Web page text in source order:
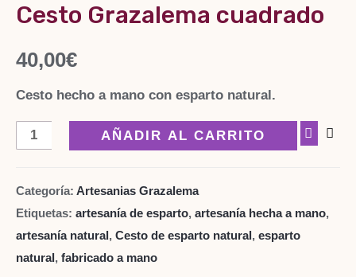
Cesto Grazalema cuadrado
40,00€
Cesto hecho a mano con esparto natural.
Cesto
cuadrado
cantidad
AÑADIR AL CARRITO
Categoría: Artesanias Grazalema
Etiquetas: artesanía de esparto, artesanía hecha a mano,
artesanía natural, Cesto de esparto natural, esparto
natural, fabricado a mano